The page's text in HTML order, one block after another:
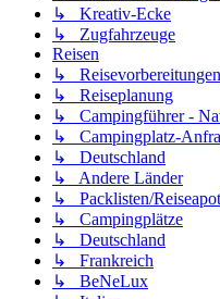
↳ Kreativ-Ecke
↳ Zugfahrzeuge
Reisen
↳ Reisevorbereitungen
↳ Reiseplanung
↳ Campingführer -
↳ Campingplatz-
↳ Deutschland
↳ Andere Länder
↳ Packlisten/
↳ Campingplätze
↳ Deutschland
↳ Frankreich
↳ BeNeLux